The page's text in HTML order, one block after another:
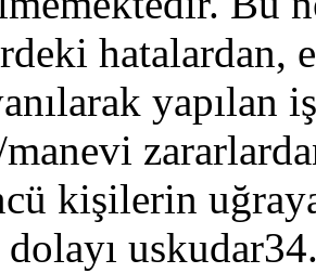
hatalardan,
yapılan
kişilerin
dolayı